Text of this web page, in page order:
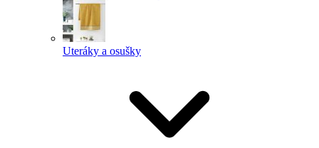
Uteráky a osušky